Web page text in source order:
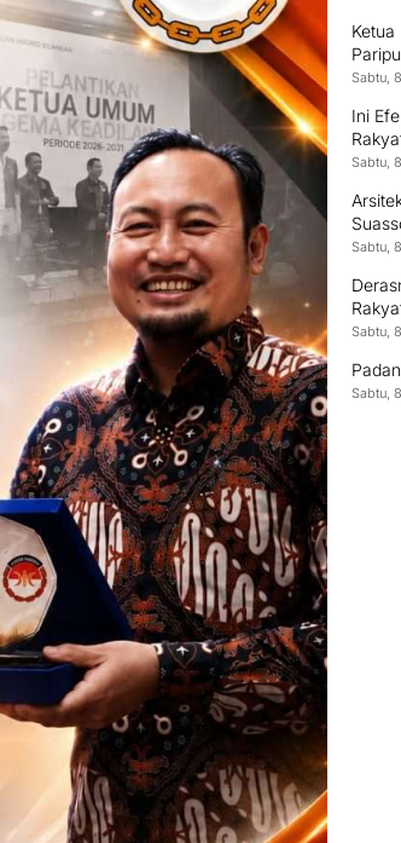
Ketua
Sabtu,
Ini
Sabtu,
Sabtu,
Sabtu,
Sabtu,